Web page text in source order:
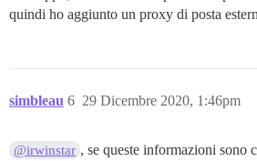
quindi ho aggiunto un proxy di posta
simbleau 29 Dicembre 2020, 1:46pm
6
@irwinstar , se queste informazioni sono